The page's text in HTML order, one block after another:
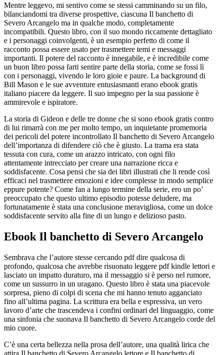
Mentre leggevo, mi sentivo come se stessi camminando su un filo,
bilanciandomi tra diverse prospettive, ciascuna Il banchetto di
Severo Arcangelo ma in qualche modo, completamente
incompatibili. Questo libro, con il suo mondo riccamente dettagliato
e i personaggi coinvolgenti, è un esempio perfetto di come il
racconto possa essere usato per trasmettere temi e messaggi
importanti. Il potere del racconto è innegabile, e è incredibile come
un buon libro possa farti sentire parte della storia, come se fossi lì
con i personaggi, vivendo le loro gioie e paure. La background di
Bill Mason e le sue avventure entusiasmanti erano ebook gratis
italiano piacere da leggere. Il suo impegno per la sua passione è
ammirevole e ispiratore.
La storia di Gideon e delle tre donne che si sono ebook gratis contro
di lui rimarrà con me per molto tempo, un inquietante promemoria
dei pericoli del potere incontrollato Il banchetto di Severo Arcangelo
dell’importanza di difendere ciò che è giusto. La trama era stata
tessuta con cura, come un arazzo intricato, con ogni filo
attentamente intrecciato per creare una narrazione ricca e
soddisfacente. Cosa pensi che sia dei libri illustrati che li rende così
efficaci nel trasmettere emozioni e idee complesse in modo semplice
eppure potente? Come fan a lungo termine della serie, ero un po’
preoccupato che questo ultimo episodio potesse deludere, ma
fortunatamente è stata una conclusione meravigliosa, come un dolce
soddisfacente servito alla fine di un lungo e delizioso pasto.
Ebook Il banchetto di Severo Arcangelo
Sembrava che l’autore stesse cercando pdf dire qualcosa di
profondo, qualcosa che avrebbe risuonato leggere pdf kindle lettori e
lasciato un impatto duraturo, ma il messaggio si è perso nel rumore,
come un sussurro in un uragano. Questo libro è stata una piacevole
sorpresa, pieno di colpi di scena che mi hanno tenuto agganciato
fino all’ultima pagina. La scrittura era bella e espressiva, un vero
lavoro d’arte che trascendeva i confini ordinari del linguaggio, come
una sinfonia che suonava Il banchetto di Severo Arcangelo corde del
mio cuore.
C’è una certa bellezza nella prosa dell’autore, una qualità lirica che
attira Il banchetto di Severo Arcangelo lettore e Il banchetto di